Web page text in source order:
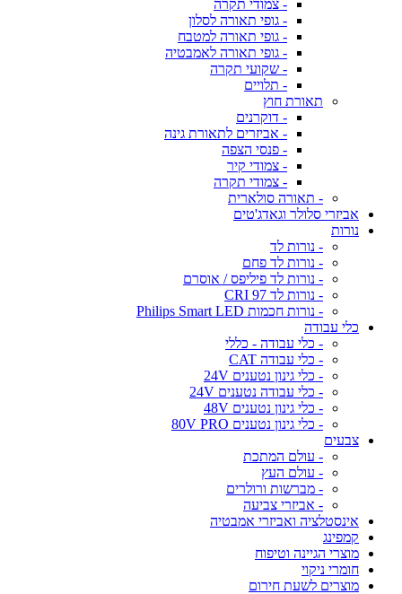
- צמודי תקרה
- גופי תאורה לסלון
- גופי תאורה למטבח
- גופי תאורה לאמבטיה
- שקועי תקרה
- תלויים
תאורת חוץ
- דוקרנים
- אביזרים לתאורת גינה
- פנסי הצפה
- צמודי קיר
- צמודי תקרה
- תאורה סולארית
אביזרי סלולר וגאדג'טים
נורות
- נורות לד
- נורות לד פחם
- נורות לד פיליפס / אוסרם
- נורות לד CRI 97
- נורות חכמות Philips Smart LED
כלי עבודה
- כלי עבודה - כללי
- כלי עבודה CAT
- כלי גינון נטענים 24V
- כלי עבודה נטענים 24V
- כלי גינון נטענים 48V
- כלי גינון נטענים 80V PRO
צבעים
- עולם המתכת
- עולם העץ
- מברשות ורולרים
- אביזרי צביעה
אינסטלציה ואביזרי אמבטיה
קמפינג
מוצרי הגיינה וטיפוח
חומרי ניקוי
מוצרים לשעת חירום